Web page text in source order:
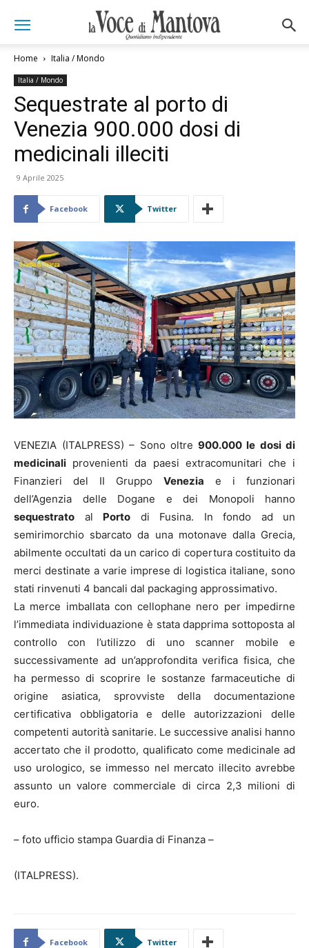
Home Italia / Mondo
Italia / Mondo
Sequestrate al porto di
Venezia 900.000 dosi di
medicinali illeciti
9 Aprile 2025
Facebook Twitter
VENEZIA (ITALPRESS) – Sono oltre 900.000 le dosi di
medicinali provenienti da paesi extracomunitari che i
Finanzieri del II Gruppo Venezia e i funzionari
dell’Agenzia delle Dogane e dei Monopoli hanno
sequestrato al Porto di Fusina. In fondo ad un
semirimorchio sbarcato da una motonave dalla Grecia,
abilmente occultati da un carico di copertura costituito da
merci destinate a varie imprese di logistica italiane, sono
stati rinvenuti 4 bancali dal packaging approssimativo.
La merce imballata con cellophane nero per impedirne
l’immediata individuazione è stata dapprima sottoposta al
controllo con l’utilizzo di uno scanner mobile e
successivamente ad un’approfondita verifica fisica, che
ha permesso di scoprire le sostanze farmaceutiche di
origine asiatica, sprovviste della documentazione
certificativa obbligatoria e delle autorizzazioni delle
competenti autorità sanitarie. Le successive analisi hanno
accertato che il prodotto, qualificato come medicinale ad
uso urologico, se immesso nel mercato illecito avrebbe
assunto un valore commerciale di circa 2,3 milioni di
euro.
– foto ufficio stampa Guardia di Finanza –
(ITALPRESS).
Facebook Twitter